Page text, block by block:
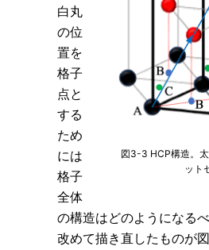
図3-3 HCP構造。
ット
白丸
の位
置を
格子
点と
する
ため
には
格子
全体
の構造はどのようになる
改めて描き直したものが